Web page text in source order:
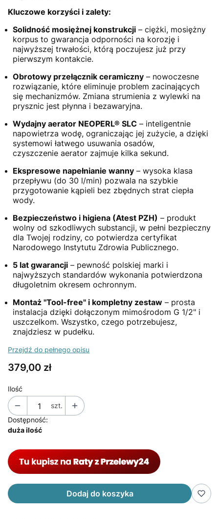
Kluczowe korzyści i zalety:
Solidność mosiężnej konstrukcji – ciężki, mosiężny
korpus to gwarancja odporności na korozję i
najwyższej trwałości, którą poczujesz już przy
pierwszym kontakcie.
Obrotowy przełącznik ceramiczny – nowoczesne
rozwiązanie, które eliminuje problem zacinających
się mechanizmów. Zmiana strumienia z wylewki na
prysznic jest płynna i bezawaryjna.
Wydajny aerator NEOPERL® SLC – inteligentnie
napowietrza wodę, ograniczając jej zużycie, a dzięki
systemowi łatwego usuwania osadów,
czyszczenie aerator zajmuje kilka sekund.
Ekspresowe napełnianie wanny – wysoka klasa
przepływu (do 30 l/min) pozwala na szybkie
przygotowanie kąpieli bez zbędnych strat ciepła
wody.
Bezpieczeństwo i higiena (Atest PZH) – produkt
wolny od szkodliwych substancji, w pełni bezpieczny
dla Twojej rodziny, co potwierdza certyfikat
Narodowego Instytutu Zdrowia Publicznego.
5 lat gwarancji – pewność polskiej marki i
najwyższych standardów wykonania potwierdzona
długoletnim okresem ochronnym.
Montaż "Tool-free" i kompletny zestaw – prosta
instalacja dzięki dołączonym mimośrodom G 1/2" i
uszczelkom. Wszystko, czego potrzebujesz,
znajdziesz w pudełku.
Przejdź do pełnego opisu
Cena
379,00 zł
Ilość
szt.
Dostępność:
duża ilość
Dodaj do koszyka